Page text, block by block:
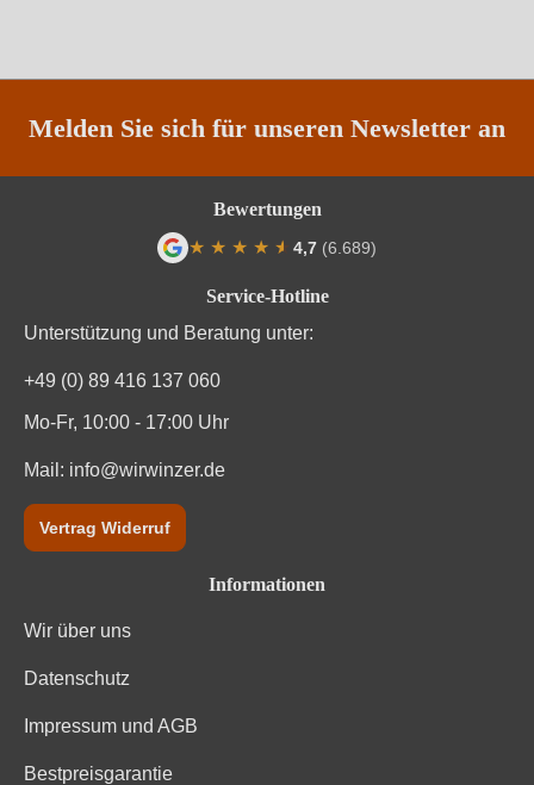
Melden Sie sich für unseren Newsletter an
Service-Hotline
Unterstützung und Beratung unter:
+49 (0) 89 416 137 060
Mo-Fr, 10:00 - 17:00 Uhr
Mail: info@wirwinzer.de
Vertrag Widerruf
Informationen
Wir über uns
Datenschutz
Impressum und AGB
Bestpreisgarantie
Bewertungen
★ ★ ★ ★ ★
★ 4,7 (6.689)